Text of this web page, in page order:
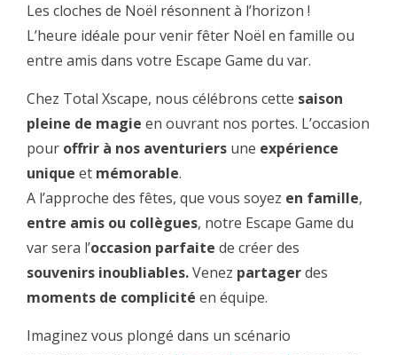
Les cloches de Noël résonnent à l’horizon !
L’heure idéale pour venir fêter Noël en famille ou
entre amis dans votre Escape Game du var.
Chez Total Xscape, nous célébrons cette saison
pleine de magie en ouvrant nos portes. L’occasion
pour offrir à nos aventuriers une expérience
unique et mémorable.
A l’approche des fêtes, que vous soyez en famille,
entre amis ou collègues, notre Escape Game du
var sera l’occasion parfaite de créer des
souvenirs inoubliables.Venez partagerdes
moments de complicité en équipe.
Imaginez vous plongé dans un scénario